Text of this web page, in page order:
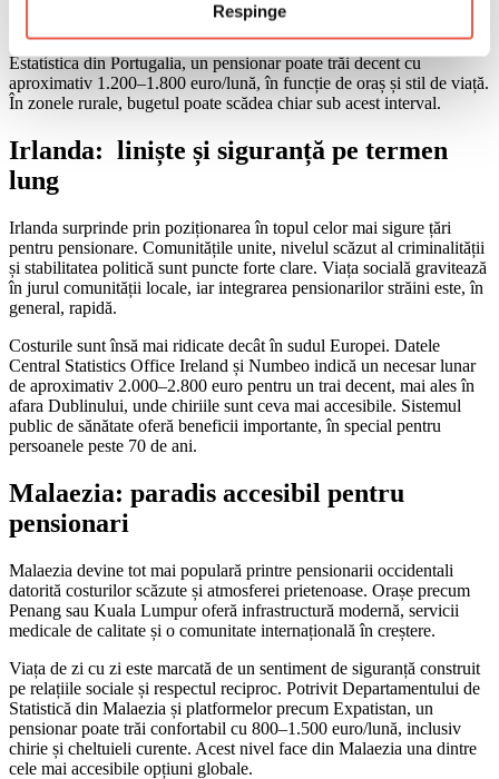
Respinge
Pe lângă siguranță și ritmul relaxat al vieții, costul traiului rămâne un
avantaj major. Conform datelor Numbeo și Instituto Nacional de
Estatística din Portugalia, un pensionar poate trăi decent cu
aproximativ 1.200–1.800 euro/lună, în funcție de oraș și stil de viață.
În zonele rurale, bugetul poate scădea chiar sub acest interval.
Irlanda: liniște și siguranță pe termen
lung
Irlanda surprinde prin poziționarea în topul celor mai sigure țări
pentru pensionare. Comunitățile unite, nivelul scăzut al criminalității
și stabilitatea politică sunt puncte forte clare. Viața socială gravitează
în jurul comunității locale, iar integrarea pensionarilor străini este, în
general, rapidă.
Costurile sunt însă mai ridicate decât în sudul Europei. Datele
Central Statistics Office Ireland și Numbeo indică un necesar lunar
de aproximativ 2.000–2.800 euro pentru un trai decent, mai ales în
afara Dublinului, unde chiriile sunt ceva mai accesibile. Sistemul
public de sănătate oferă beneficii importante, în special pentru
persoanele peste 70 de ani.
Malaezia: paradis accesibil pentru
pensionari
Malaezia devine tot mai populară printre pensionarii occidentali
datorită costurilor scăzute și atmosferei prietenoase. Orașe precum
Penang sau Kuala Lumpur oferă infrastructură modernă, servicii
medicale de calitate și o comunitate internațională în creștere.
Viața de zi cu zi este marcată de un sentiment de siguranță construit
pe relațiile sociale și respectul reciproc. Potrivit Departamentului de
Statistică din Malaezia și platformelor precum Expatistan, un
pensionar poate trăi confortabil cu 800–1.500 euro/lună, inclusiv
chirie și cheltuieli curente. Acest nivel face din Malaezia una dintre
cele mai accesibile opțiuni globale.